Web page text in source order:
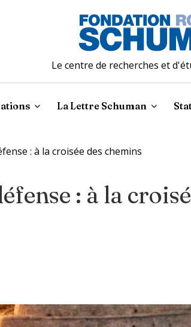
Le centre de recherches et
La Lettre Schuman
: à la croisée des chemins
: à la